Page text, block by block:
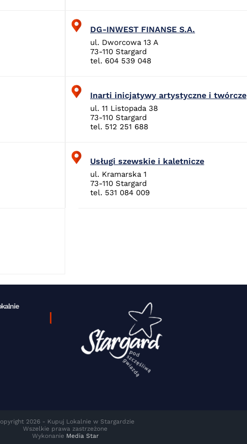
DG-INWEST FINANSE S.A.
ul. Dworcowa 13 A
73-110 Stargard
tel. 604 539 048
Inarti inicjatywy artystyczne i twórcze
ul. 11 Listopada 38
73-110 Stargard
tel. 512 251 688
Usługi szewskie i kaletnicze
ul. Kramarska 1
73-110 Stargard
tel. 531 084 009
2026 - Kupuj Lokalnie w Stargardzie
Wszelkie prawa zastrzeżone
Wykonanie Media Star